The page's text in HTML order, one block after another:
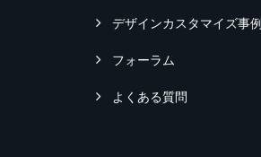
デザインカスタマイズ事例
フォーラム
よくある質問